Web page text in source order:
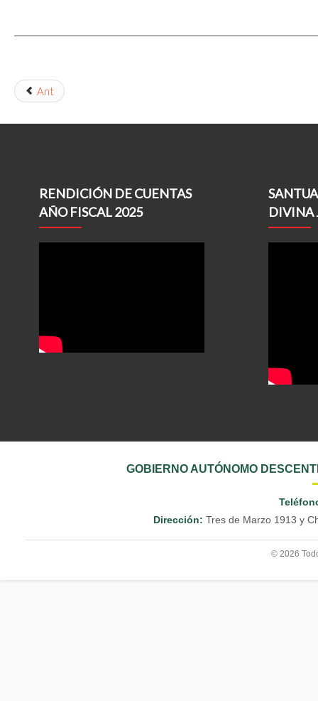
Ant
RENDICIÓN DE CUENTAS
AÑO FISCAL 2025
DIVINA
GOBIERNO AUTÓNOMO
Dirección: Tres de Marzo 1913 y
© 2026